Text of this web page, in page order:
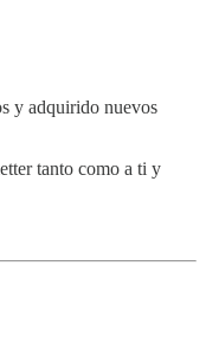
y adquirido nuevos
tanto como a ti y